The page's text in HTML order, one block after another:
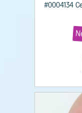
#0004134